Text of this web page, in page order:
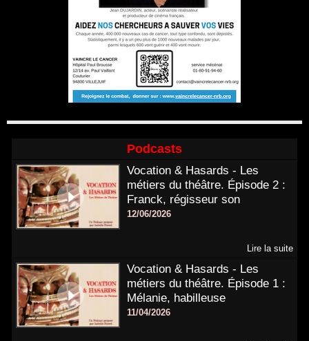
Podcasts
Vocation & Hasards - Les
métiers du théâtre. Épisode 2 :
Franck, régisseur son
12/06/2026
Lire la suite
Vocation & Hasards - Les
métiers du théâtre. Épisode 1 :
Mélanie, habilleuse
11/04/2026